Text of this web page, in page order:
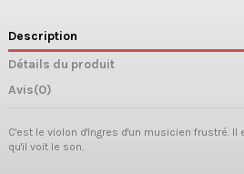
Description
Détails du produit
Avis(0)
C'est le violon d'Ingres d'un musicien frustré.
qu'il voit le son.